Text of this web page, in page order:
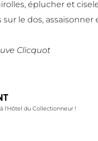
éplucher et
le dos, assaisonner
Clicquot
l'Hôtel du Collectionneur !